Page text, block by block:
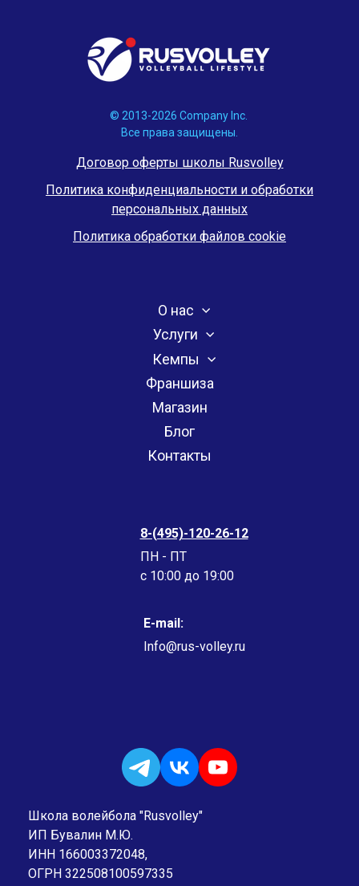
© 2013-2026 Company Inc.
Все права защищены.
Договор оферты школы Rusvolley
Политика конфиденциальности и обработки
персональных данных
Политика обработки файлов cookie
О нас
Услуги
Кемпы
Франшиза
Магазин
Блог
Контакты
8-(495)-120-26-12
ПН - ПТ
c 10:00 до 19:00
E-mail:
Info@rus-volley.ru
Школа волейбола "Rusvolley"
ИП Бувалин М.Ю.
ИНН 166003372048,
ОГРН 322508100597335